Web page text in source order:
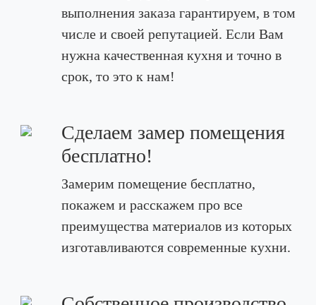
выполнения заказа гарантируем, в том
числе и своей репутацией. Если Вам
нужна качественная кухня и точно в
срок, то это к нам!
Сделаем замер помещения
бесплатно!
Замерим помещение бесплатно,
покажем и расскажем про все
преимущества материалов из которых
изготавливаются современные кухни.